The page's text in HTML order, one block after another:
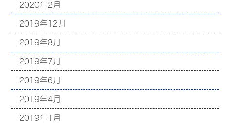
2020年2月
2019年12月
2019年8月
2019年7月
2019年6月
2019年4月
2019年1月